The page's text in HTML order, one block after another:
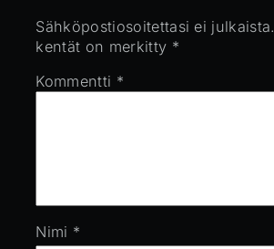
Sähköpostiosoitettasi ei julkaista.
kentät on merkitty *
Kommentti *
Nimi *